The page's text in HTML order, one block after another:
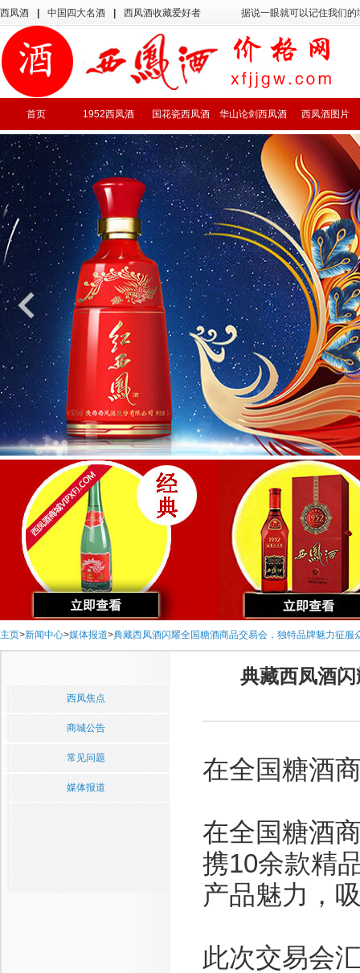
西凤酒 中国四大名酒 西凤酒收藏爱好者 据说一眼就可以记住我们
首页 1952西凤酒 国花瓷西凤酒 华山论剑西凤酒 西凤酒图片
主页>新闻中心>媒体报道>典藏西凤酒闪耀全国糖酒商品交易会，独特品牌魅力征服
西凤焦点
商城公告
常见问题
媒体报道
典藏西凤酒
在全国糖酒
在全国糖酒
携10余款精
产品魅力，
此次交易会